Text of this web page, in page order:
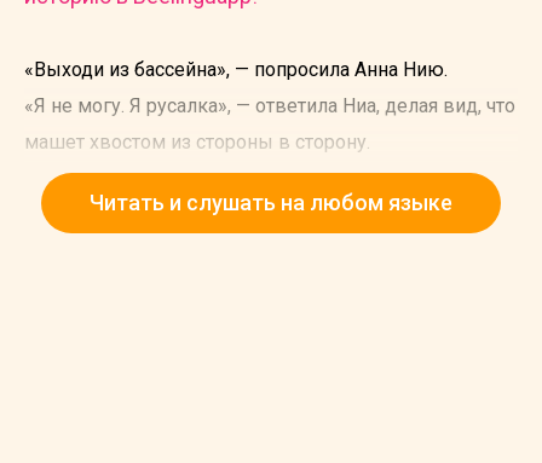
«Выходи из бассейна», — попросила Анна Нию.
«Я не могу. Я русалка», — ответила Ниа, делая вид, что
машет хвостом из стороны в сторону.
Читать и слушать на любом языке